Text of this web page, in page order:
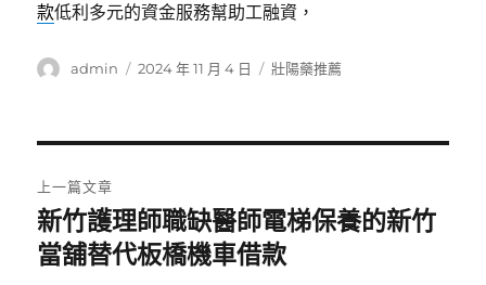
款低利多元的資金服務幫助工融資，
作
admin
發
2024 年 11 月 4 日
分
壯陽藥推薦
章
導
上一篇文章
上
一
新竹護理師職缺醫師電梯保養的新竹
當舖替代板橋機車借款